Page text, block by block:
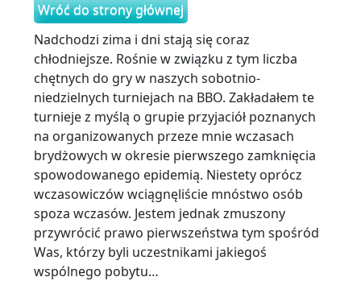
Wróć do strony głównej
Nadchodzi zima i dni stają się coraz
chłodniejsze. Rośnie w związku z tym liczba
chętnych do gry w naszych sobotnio-
niedzielnych turniejach na BBO. Zakładałem te
turnieje z myślą o grupie przyjaciół poznanych
na organizowanych przeze mnie wczasach
brydżowych w okresie pierwszego zamknięcia
spowodowanego epidemią. Niestety oprócz
wczasowiczów wciągnęliście mnóstwo osób
spoza wczasów. Jestem jednak zmuszony
przywrócić prawo pierwszeństwa tym spośród
Was, którzy byli uczestnikami jakiegoś
wspólnego pobytu…